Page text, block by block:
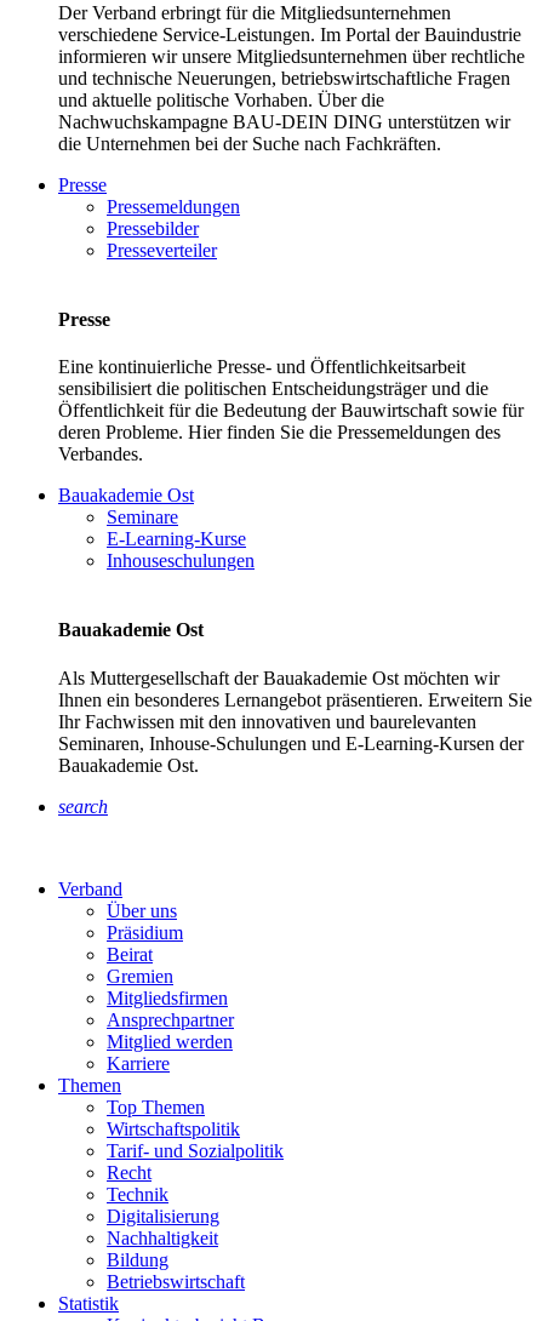
Der Verband erbringt für die Mitgliedsunternehmen
verschiedene Service-Leistungen. Im Portal der Bauindustrie
informieren wir unsere Mitgliedsunternehmen über rechtliche
und technische Neuerungen, betriebswirtschaftliche Fragen
und aktuelle politische Vorhaben. Über die
Nachwuchskampagne BAU-DEIN DING unterstützen wir
die Unternehmen bei der Suche nach Fachkräften.
Presse
Pressemeldungen
Pressebilder
Presseverteiler
Presse
Eine kontinuierliche Presse- und Öffentlichkeitsarbeit
sensibilisiert die politischen Entscheidungsträger und die
Öffentlichkeit für die Bedeutung der Bauwirtschaft sowie für
deren Probleme. Hier finden Sie die Pressemeldungen des
Verbandes.
Bauakademie Ost
Seminare
E-Learning-Kurse
Inhouseschulungen
Bauakademie Ost
Als Muttergesellschaft der Bauakademie Ost möchten wir
Ihnen ein besonderes Lernangebot präsentieren. Erweitern Sie
Ihr Fachwissen mit den innovativen und baurelevanten
Seminaren, Inhouse-Schulungen und E-Learning-Kursen der
Bauakademie Ost.
search
Verband
Über uns
Präsidium
Beirat
Gremien
Mitgliedsfirmen
Ansprechpartner
Mitglied werden
Karriere
Themen
Top Themen
Wirtschaftspolitik
Tarif- und Sozialpolitik
Recht
Technik
Digitalisierung
Nachhaltigkeit
Bildung
Betriebswirtschaft
Statistik